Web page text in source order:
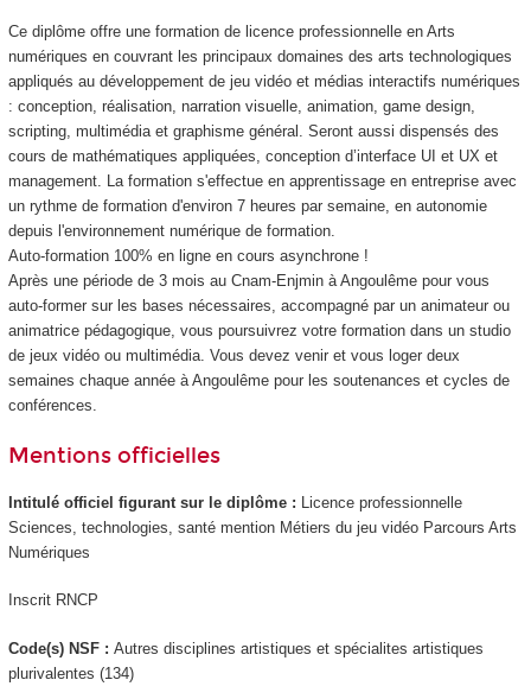
Ce diplôme offre une formation de licence professionnelle en Arts
numériques en couvrant les principaux domaines des arts technologiques
appliqués au développement de jeu vidéo et médias interactifs numériques
: conception, réalisation, narration visuelle, animation, game design,
scripting, multimédia et graphisme général. Seront aussi dispensés des
cours de mathématiques appliquées, conception d’interface UI et UX et
management. La formation s'effectue en apprentissage en entreprise avec
un rythme de formation d'environ 7 heures par semaine, en autonomie
depuis l'environnement numérique de formation.
Auto-formation 100% en ligne en cours asynchrone !
Après une période de 3 mois au Cnam-Enjmin à Angoulême pour vous
auto-former sur les bases nécessaires, accompagné par un animateur ou
animatrice pédagogique, vous poursuivrez votre formation dans un studio
de jeux vidéo ou multimédia. Vous devez venir et vous loger deux
semaines chaque année à Angoulême pour les soutenances et cycles de
conférences.
Mentions officielles
Intitulé officiel figurant sur le diplôme : Licence professionnelle
Sciences, technologies, santé mention Métiers du jeu vidéo Parcours Arts
Numériques
Inscrit RNCP
Code(s) NSF : Autres disciplines artistiques et spécialites artistiques
plurivalentes (134)